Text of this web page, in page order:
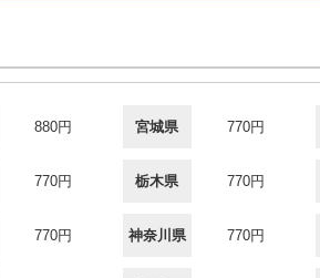
880円 宮城県 770円
770円 栃木県 770円
770円 神奈川県 770円